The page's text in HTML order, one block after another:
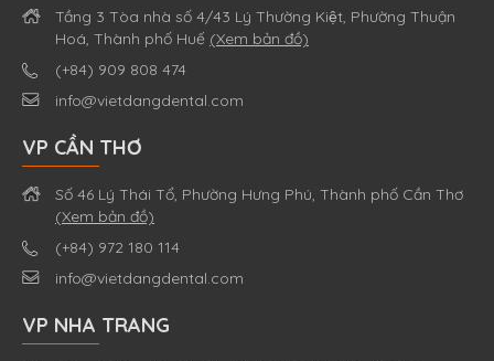
Tầng 3 Tòa nhà số 4/43 Lý Thường Kiệt, Phường Thuận
Hoá, Thành phố Huế (Xem bản đồ)
(+84) 909 808 474
info@vietdangdental.com
VP CẦN THƠ
Số 46 Lý Thái Tổ, Phường Hưng Phú, Thành phố Cần Thơ
(Xem bản đồ)
(+84) 972 180 114
info@vietdangdental.com
VP NHA TRANG